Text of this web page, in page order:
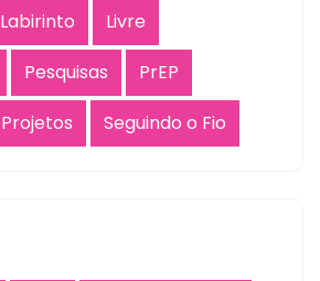
Labirinto
Livre
Pesquisas
PrEP
Projetos Seguindo o Fio